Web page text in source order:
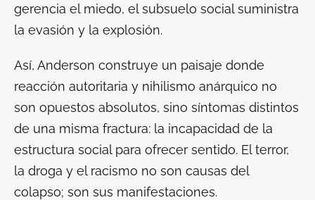
gerencia el miedo, el subsuelo social suministra
la evasión y la explosión.
Así, Anderson construye un paisaje donde
reacción autoritaria y nihilismo anárquico no
son opuestos absolutos, sino síntomas distintos
de una misma fractura: la incapacidad de la
estructura social para ofrecer sentido. El terror,
la droga y el racismo no son causas del
colapso; son sus manifestaciones.